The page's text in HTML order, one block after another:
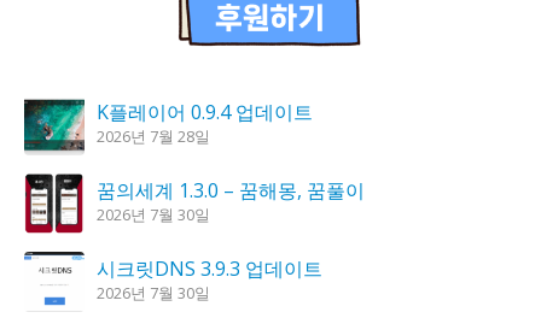
K플레이어 0.9.4 업데이트
2026년 7월 28일
꿈의세계 1.3.0 – 꿈해몽, 꿈풀이
2026년 7월 30일
시크릿DNS 3.9.3 업데이트
2026년 7월 30일